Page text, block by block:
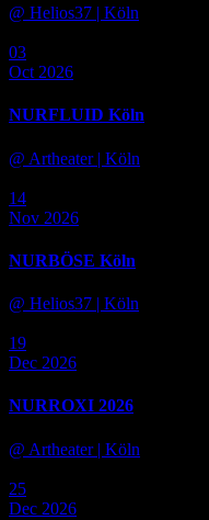
@ Helios37 | Köln
03
Oct 2026
NURFLUID Köln
@ Artheater | Köln
14
Nov 2026
NURBÖSE Köln
@ Helios37 | Köln
19
Dec 2026
NURROXI 2026
@ Artheater | Köln
25
Dec 2026